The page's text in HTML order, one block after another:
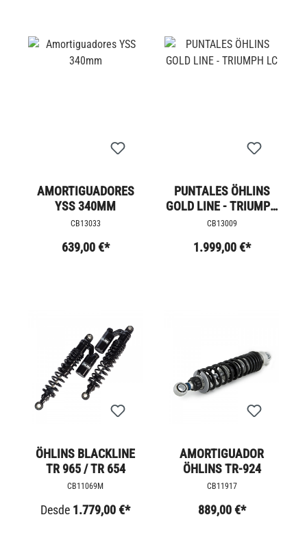
AMORTIGUADORES
YSS 340MM
CB13033
639,00 €*
PUNTALES ÖHLINS
GOLD LINE - TRIUMPH
LC
CB13009
1.999,00 €*
ÖHLINS BLACKLINE
TR 965 / TR 654
CB11069M
Desde 1.779,00 €*
AMORTIGUADOR
ÖHLINS TR-924
CB11917
889,00 €*